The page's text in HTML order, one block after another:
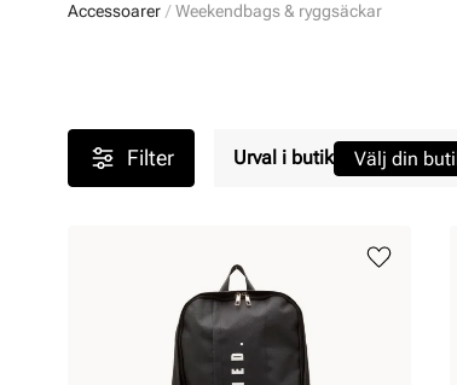
Accessoarer Weekendbags & ryggsäckar
Filter Urval i butik Välj din